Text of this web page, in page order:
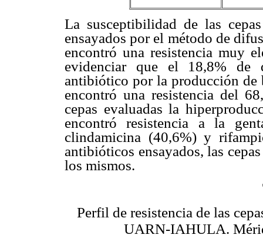
La susceptibilidad de las
ensayados por el método de
encontró una resistencia muy
evidenciar que el 18,8% de
antibiótico por la producción de
encontró una resistencia del
cepas evaluadas la
encontró resistencia a la
clindamicina (40,6%) y
antibióticos ensayados, las
los mismos.
Perfil de resistencia de las
UARN-IAHULA.